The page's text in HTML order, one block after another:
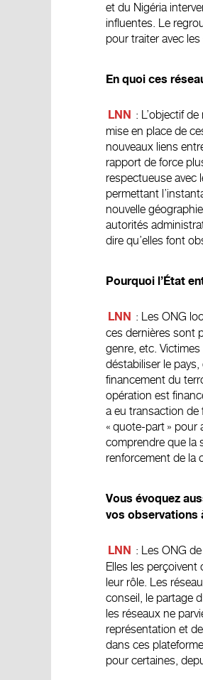
et du Nigéria
influentes. Le
pour traiter avec
En quoi ces
LNN : L’objectif
mise en place de
nouveaux liens
rapport de force
respectueuse avec
permettant
nouvelle
autorités
dire qu’elles font
Pourquoi l’État
LNN : Les ONG
ces dernières sont
genre, etc.
déstabiliser le
financement du
opération est
a eu transaction de
« quote-part »
comprendre que la
renforcement de la
Vous évoquez
vos observations
LNN : Les ONG
Elles les
leur rôle. Les
conseil, le partage
les réseaux ne
représentation et
dans ces
pour certaines,